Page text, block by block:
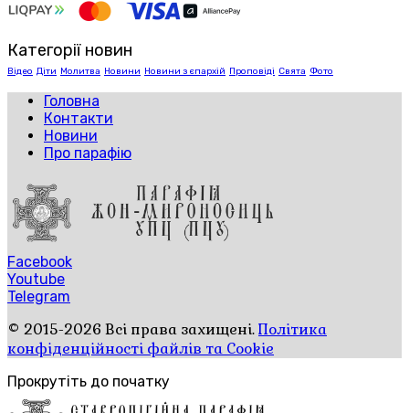
Категорії новин
Відео Діти Молитва Новини Новини з єпархій Проповіді Свята Фото
Головна
Контакти
Новини
Про парафію
Facebook
Youtube
Telegram
© 2015-2026 Всі права захищені.Політика
конфіденційності файлів та Cookie
Прокрутіть до початку